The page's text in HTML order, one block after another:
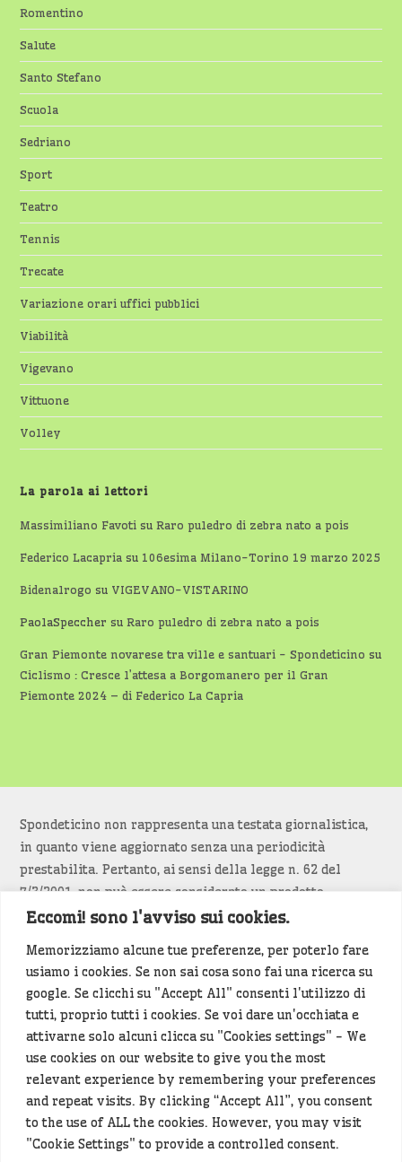
Eccomi! sono l'avviso sui cookies.
Memorizziamo alcune tue preferenze, per poterlo fare
usiamo i cookies. Se non sai cosa sono fai una ricerca su
google. Se clicchi su "Accept All" consenti l'utilizzo di
tutti, proprio tutti i cookies. Se voi dare un'occhiata e
attivarne solo alcuni clicca su "Cookies settings" - We
use cookies on our website to give you the most
relevant experience by remembering your preferences
and repeat visits. By clicking “Accept All”, you consent
to the use of ALL the cookies. However, you may visit
"Cookie Settings" to provide a controlled consent.
Romentino
Salute
Santo Stefano
Scuola
Sedriano
Sport
Teatro
Tennis
Trecate
Variazione orari uffici pubblici
Viabilità
Vigevano
Vittuone
Volley
La parola ai lettori
Massimiliano Favoti suRaro puledro di zebra nato a pois
Federico Lacapria su 106esima Milano-Torino 19 marzo 2025
Bidenalrogo su VIGEVANO-VISTARINO
PaolaSpeccher suRaro puledro di zebra nato a pois
Gran Piemonte novarese tra ville e santuari - Spondeticino su
Ciclismo : Cresce l’attesa a Borgomanero per il Gran
Piemonte 2024 – di Federico La Capria
Spondeticino non rappresenta una testata giornalistica,
in quanto viene aggiornato senza una periodicità
prestabilita. Pertanto, ai sensi della legge n. 62 del
7/3/2001, non può essere considerato un prodotto
editoriale.
Siamo attenti a non violare copyright e diritti
d’immagine. Se un contenuto è di tua proprietà e vuoi
richiederne la rimozionediccelo(<- clicca per inviarci un
messaggio).
Alcuni articoli sono generati in bozza rielaborando, con
l'intelligenza artificiale generativa, contenuti
provenienti da fonti istituzionali e altri siti di interesse
locale. Prima della pubblicazioni l'articolo viene
controllato dalla redazione.